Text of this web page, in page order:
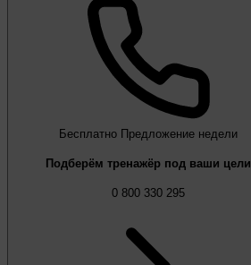
Бесплатно Предложение недели
Подберём тренажёр под ваши цели
0 800 330 295